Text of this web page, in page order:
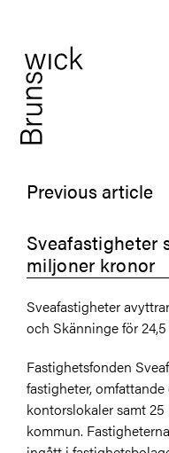
Previous article
Sveafastigheter
miljoner kronor
Sveafastigheter
och Skänninge för
Fastighetsfonden
fastigheter,
kontorslokaler samt
kommun.